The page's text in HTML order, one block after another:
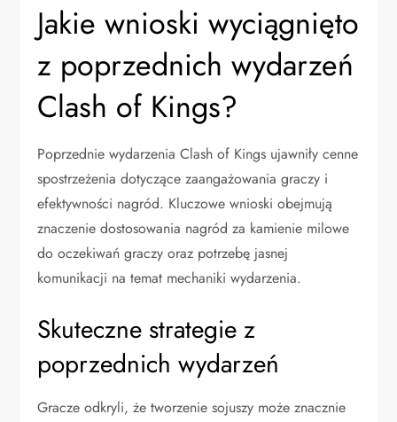
Jakie wnioski wyciągnięto
z poprzednich wydarzeń
Clash of Kings?
Poprzednie wydarzenia Clash of Kings ujawniły cenne
spostrzeżenia dotyczące zaangażowania graczy i
efektywności nagród. Kluczowe wnioski obejmują
znaczenie dostosowania nagród za kamienie milowe
do oczekiwań graczy oraz potrzebę jasnej
komunikacji na temat mechaniki wydarzenia.
Skuteczne strategie z
poprzednich wydarzeń
Gracze odkryli, że tworzenie sojuszy może znacznie